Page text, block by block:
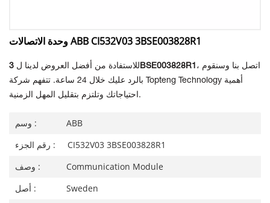
وحدة الاتصالات ABB CI532V03 3BSE003828R1
للاستفادة من أفضل العروض لدينا ل 3BSE003828R1 ، اتصل بنا وسنقوم
بالرد عليك خلال 24 ساعة. تتفهم شركة Topteng Technology أهمية
احتياجاتك وتلتزم بتقليل المهل الزمنية.
وسم :
ABB
رقم الجزء :
CI532V03 3BSE003828R1
وصف :
Communication Module
أصل :
Sweden